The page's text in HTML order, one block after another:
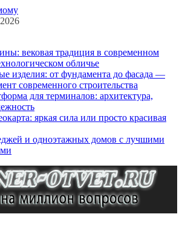
вековая традиция в современном
обличье
изделия: от фундамента до фасада —
современного строительства
для терминалов: архитектура,
яркая сила или просто красивая
и одноэтажных домов с лучшими